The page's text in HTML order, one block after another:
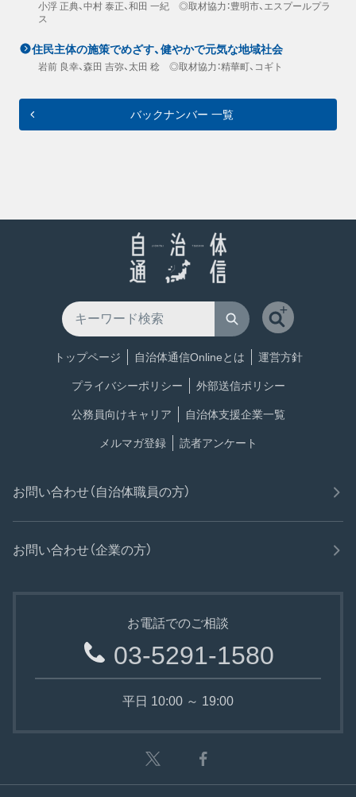
小浮 正典、中村 泰正、和田 一紀 ◎取材協力：豊明市、エスプールプラ
ス
住民主体の施策でめざす、健やかで元気な地域社会
岩前 良幸、森田 吉弥、太田 稔 ◎取材協力：精華町、コギト
バックナンバー 一覧
トップページ 自治体通信Onlineとは 運営方針
プライバシーポリシー 外部送信ポリシー
公務員向けキャリア 自治体支援企業一覧
メルマガ登録 読者アンケート
お問い合わせ（自治体職員の方）
お問い合わせ（企業の方）
お電話でのご相談
03-5291-1580
平日 10:00 ～ 19:00